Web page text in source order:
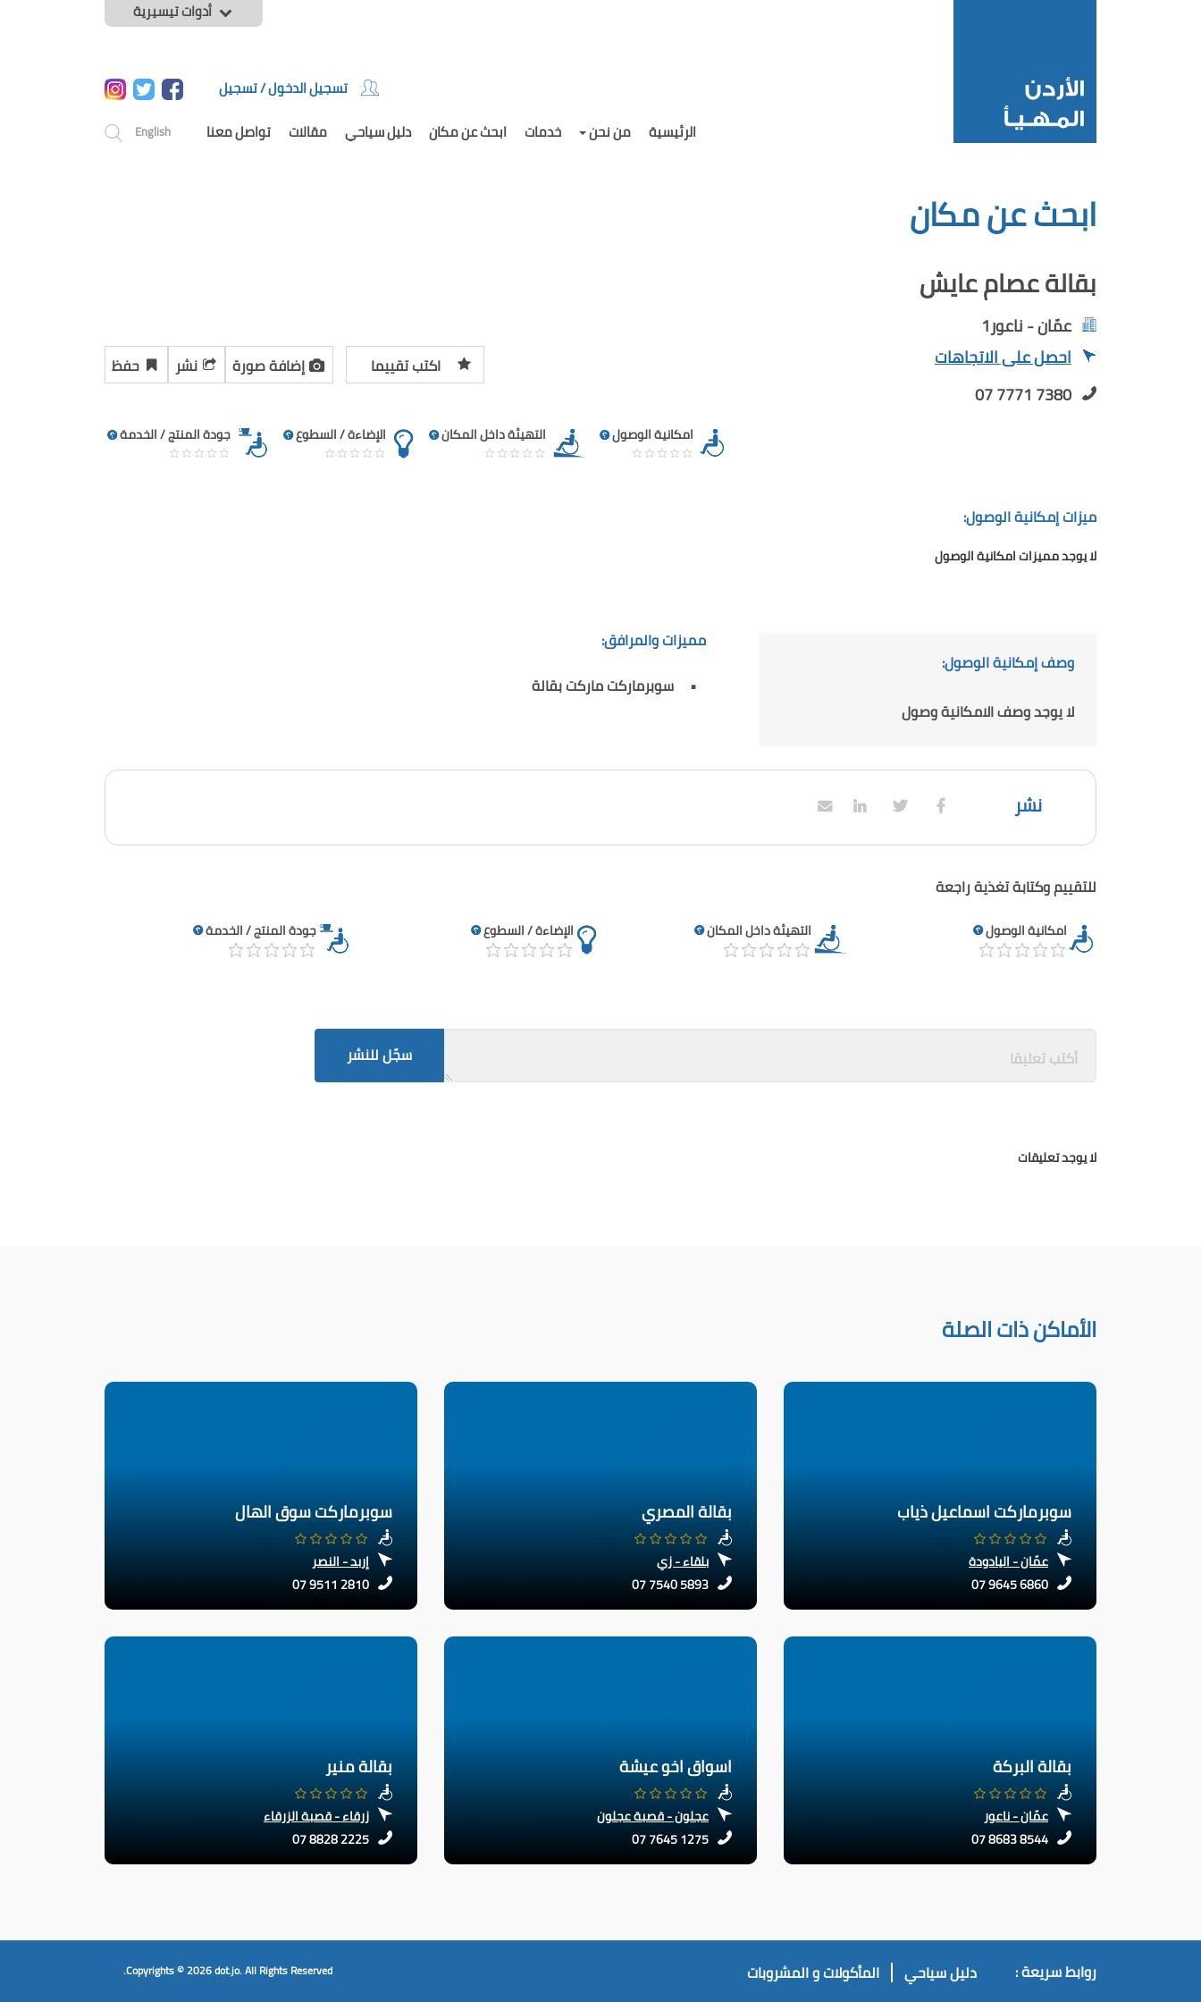
أدوات تيسيرية
تسجيل الدخول / تسجيل
English الرئيسية من نحن خدمات ابحث عن مكان دليل سياحي مقالات تواصل معنا
ابحث عن مكان
بقالة عصام عايش
عمّان - ناعور1
احصل على الاتجاهات
اكتب تقييما إضافة صورة نشر حفظ
07 7771 7380
امكانية الوصول التهيئة داخل المكان الإضاءة / السطوع جودة المنتج / الخدمة
ميزات إمكانية الوصول:
لا يوجد مميزات امكانية الوصول
وصف إمكانية الوصول:
لا يوجد وصف الامكانية وصول
مميزات والمرافق:
سوبرماركت ماركت بقالة
نشر
للتقييم وكتابة تغذية راجعة
امكانية الوصول التهيئة داخل المكان الإضاءة / السطوع جودة المنتج / الخدمة
سجّل للنشر
لا يوجد تعليقات
الأماكن ذات الصلة
سوبرماركت اسماعيل ذياب
عمّان - اليادودة
07 9645 6860
بقالة المصري
بلقاء - زي
07 7540 5893
سوبرماركت سوق الهال
إربد - النصر
07 9511 2810
بقالة البركة
عمّان - ناعور
07 8683 8544
اسواق اخو عيشة
عجلون - قصبة عجلون
07 7645 1275
بقالة منير
زرقاء - قصبة الزرقاء
07 8828 2225
روابط سريعة : دليل سياحي المأكولات و المشروبات Copyrights © 2026dot.jo.All Rights Reserved.